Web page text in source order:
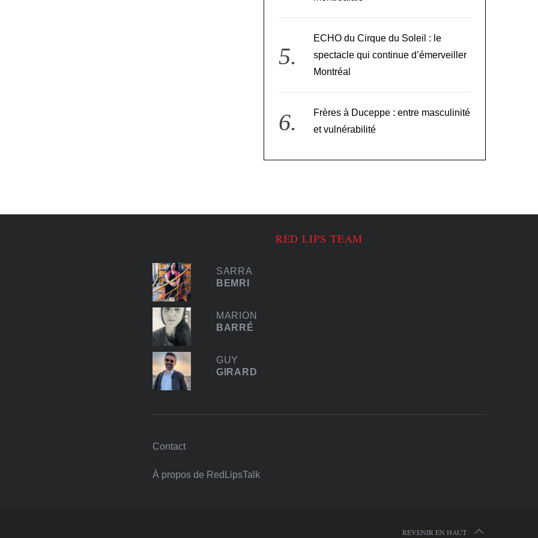
ECHO du Cirque du Soleil : le
spectacle qui continue d’émerveiller
Montréal
Frères à Duceppe : entre masculinité
et vulnérabilité
RED LIPS TEAM
SARRA
BEMRI
MARION
BARRÉ
GUY
GIRARD
Contact
À propos de RedLipsTalk
REVENIR EN HAUT